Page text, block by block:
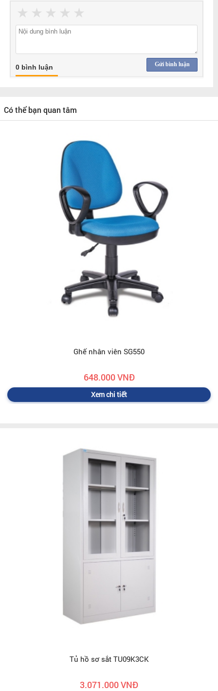
★
★
★
★
★
Gửi bình luận
0 bình luận
Có thể bạn quan tâm
Ghế nhân viên SG550
648.000 VNĐ
Xem chi tiết
Tủ hồ sơ sắt TU09K3CK
3.071.000 VNĐ